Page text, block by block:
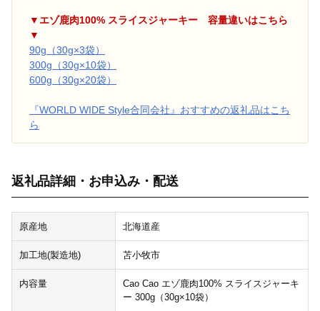
▼エゾ鹿肉100% スライスジャーキー 容量違いはこちら
▼
90g（30g×3袋）
300g（30g×10袋）
600g（30g×20袋）
『WORLD WIDE Style合同会社』おすすめの返礼品はこち
ら
返礼品詳細・お申込み・配送
原産地 北海道産
加工地(製造地) 苫小牧市
内容量
Cao Cao エゾ鹿肉100% スライスジャーキ
ー 300g（30g×10袋）